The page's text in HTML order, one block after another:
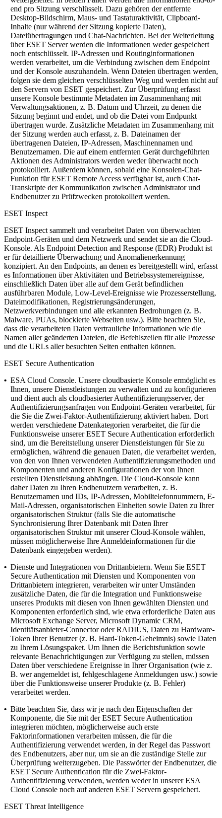
end pro Sitzung verschlüsselt. Dazu gehören der entfernte
Desktop-Bildschirm, Maus- und Tastaturaktivität, Clipboard-
Inhalte (nur während der Sitzung kopierte Daten),
Dateiübertragungen und Chat-Nachrichten. Bei der Weiterleitung
über ESET Server werden die Informationen weder gespeichert
noch entschlüsselt. IP-Adressen und Routinginformationen
werden verarbeitet, um die Verbindung zwischen dem Endpoint
und der Konsole auszuhandeln. Wenn Dateien übertragen werden,
folgen sie dem gleichen verschlüsselten Weg und werden nicht auf
den Servern von ESET gespeichert. Zur Überprüfung erfasst
unsere Konsole bestimmte Metadaten im Zusammenhang mit
Verwaltungsaktionen, z. B. Datum und Uhrzeit, zu denen die
Sitzung beginnt und endet, und ob die Datei vom Endpunkt
übertragen wurde. Zusätzliche Metadaten im Zusammenhang mit
der Sitzung werden auch erfasst, z. B. Dateinamen der
übertragenen Dateien, IP-Adressen, Maschinennamen und
Benutzernamen. Die auf einem entfernten Gerät durchgeführten
Aktionen des Administrators werden weder überwacht noch
protokolliert. Außerdem können, sobald eine Konsolen-Chat-
Funktion für ESET Remote Access verfügbar ist, auch Chat-
Transkripte der Kommunikation zwischen Administrator und
Endbenutzer zu Prüfzwecken protokolliert werden.
ESET Inspect
ESET Inspect sammelt und verarbeitet Daten von überwachten
Endpoint-Geräten und dem Netzwerk und sendet sie an die Cloud-
Konsole. Als Endpoint Detection and Response (EDR) Produkt ist
er für detaillierte Überwachung und Anomalienerkennung
konzipiert. An den Endpoints, an denen es bereitgestellt wird, erfasst
es Informationen über Aktivitäten und Betriebssystemereignisse,
einschließlich Daten über alle auf dem Gerät befindlichen
ausführbaren Module, Low-Level-Ereignisse wie Prozesserstellung,
Dateimodifikationen, Registrierungsänderungen,
Netzwerkverbindungen und alle erkannten Bedrohungen (z. B.
Malware, PUAs, blockierte Webseiten usw.). Bitte beachten Sie,
dass die verarbeiteten Daten vertrauliche Informationen wie die
Namen aller geänderten Dateien, die Befehlszeilen für alle Prozesse
und die URLs aller besuchten Seiten enthalten können.
ESET Secure Authentication
• ESA Cloud Console. Unsere cloudbasierte Konsole ermöglicht es
Ihnen, unsere Dienstleistungen zu verwalten und zu konfigurieren
und dient auch als cloudbasierter Authentifizierungsserver, der
Authentifizierungsanfragen von Endpoint-Geräten verarbeitet, für
die Sie die Zwei-Faktor-Authentifizierung aktiviert haben. Dort
werden verschiedene Datenkategorien verarbeitet, die für die
Funktionsweise unserer ESET Secure Authentication erforderlich
sind, um die Bereitstellung unserer Dienstleistungen für Sie zu
ermöglichen, während die genauen Daten, die verarbeitet werden,
von den von Ihnen verwendeten Authentifizierungsmethoden und
Komponenten und anderen Konfigurationen der von Ihnen
erstellten Dienstleistung abhängen. Die Cloud-Konsole kann
daher Daten zu Ihren Endbenutzern verarbeiten, z. B.
Benutzernamen und IDs, IP-Adressen, Mobiltelefonnummern, E-
Mail-Adressen, organisatorischen Einheiten sowie Daten zu Ihrer
organisatorischen Struktur (falls Sie die automatische
Synchronisierung Ihrer Datenbank mit Daten Ihrer
organisatorischen Struktur mit unserer Cloud-Konsole wählen,
müssen möglicherweise Ihre Anmeldeinformationen für die
Datenbank eingegeben werden).
• Dienste und Integrationen von Drittanbietern. Wenn Sie ESET
Secure Authentication mit Diensten und Komponenten von
Drittanbietern integrieren, verarbeiten wir unter Umständen
zusätzliche Daten, die für die Integration und Funktionsweise
unseres Produkts mit diesen von Ihnen gewählten Diensten und
Komponenten erforderlich sind, wie etwa erforderliche Daten aus
Microsoft Exchange Server, Microsoft Dynamic CRM,
Identitätsanbieter-Connector oder RADIUS, Daten zu Hardware-
Token Ihrer Benutzer (z. B. Hard-Token-Geheimnis) sowie Daten
zu Ihrem Lösungspaket. Um Ihnen die Berichtsfunktion sowie
relevante Benachrichtigungen zur Verfügung zu stellen, müssen
Daten über verschiedene Ereignisse in Ihrer Organisation (wie z.
B. wer angemeldet ist, fehlgeschlagene Anmeldungen usw.) sowie
über die Funktionsweise unserer Produkte (z. B. Fehler)
verarbeitet werden.
• Bitte beachten Sie, dass wir je nach den Eigenschaften der
Komponente, die Sie mit der ESET Secure Authentication
integrieren möchten, möglicherweise auch erste
Faktorinformationen verarbeiten müssen, die für die
Authentifizierung verwendet werden, in der Regel das Passwort
des Endbenutzers, aber nur, um sie an die zuständige Stelle zur
Überprüfung weiterzugeben. Die Passwörter der Endbenutzer, die
ESET Secure Authentication für die Zwei-Faktor-
Authentifizierung verwenden, werden weder in unserer ESA
Cloud Console noch auf anderen ESET Servern gespeichert.
ESET Threat Intelligence